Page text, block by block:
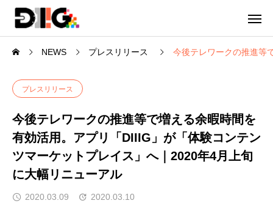
NEWS プレスリリース 今後テレワークの推進等
プレスリリース
今後テレワークの推進等で増える余暇時間を
有効活用。アプリ「DIIIG」が「体験コンテン
ツマーケットプレイス」へ｜2020年4月上旬
に大幅リニューアル
2020.03.09 2020.03.10